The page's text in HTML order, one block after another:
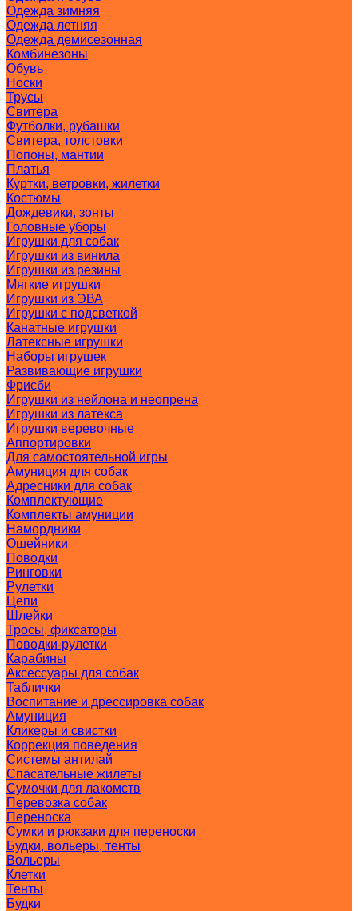
Одежда зимняя
Одежда летняя
Одежда демисезонная
Комбинезоны
Обувь
Носки
Трусы
Свитера
Футболки, рубашки
Свитера, толстовки
Попоны, мантии
Платья
Куртки, ветровки, жилетки
Костюмы
Дождевики, зонты
Головные уборы
Игрушки для собак
Игрушки из винила
Игрушки из резины
Мягкие игрушки
Игрушки из ЭВА
Игрушки с подсветкой
Канатные игрушки
Латексные игрушки
Наборы игрушек
Развивающие игрушки
Фрисби
Игрушки из нейлона и неопрена
Игрушки из латекса
Игрушки веревочные
Аппортировки
Для самостоятельной игры
Амуниция для собак
Адресники для собак
Комплектующие
Комплекты амуниции
Намордники
Ошейники
Поводки
Ринговки
Рулетки
Цепи
Шлейки
Тросы, фиксаторы
Поводки-рулетки
Карабины
Аксессуары для собак
Таблички
Воспитание и дрессировка собак
Амуниция
Кликеры и свистки
Коррекция поведения
Системы антилай
Спасательные жилеты
Сумочки для лакомств
Перевозка собак
Переноска
Сумки и рюкзаки для переноски
Будки, вольеры, тенты
Вольеры
Клетки
Тенты
Будки